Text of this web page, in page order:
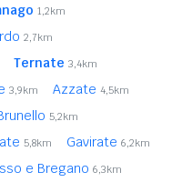
1,2km
2,7km
Ternate 3,4km
3,9km Azzate 4,5km
5,2km
5,8km Gavirate 6,2km
e Bregano 6,3km